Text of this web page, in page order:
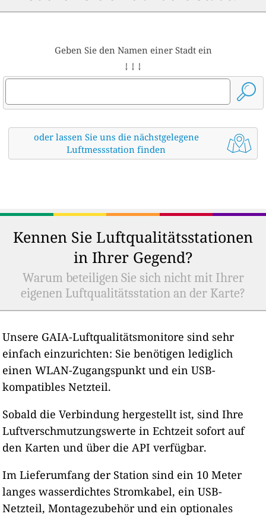
Geben Sie den Namen einer Stadt ein
↓ ↓ ↓
oder lassen Sie uns die nächstgelegene
Luftmessstation finden
Kennen Sie Luftqualitätsstationen
in Ihrer Gegend?
Warum beteiligen Sie sich nicht mit Ihrer
eigenen Luftqualitätsstation an der Karte?
Unsere GAIA-Luftqualitätsmonitore sind sehr
einfach einzurichten: Sie benötigen lediglich
einen WLAN-Zugangspunkt und ein USB-
kompatibles Netzteil.
Sobald die Verbindung hergestellt ist, sind Ihre
Luftverschmutzungswerte in Echtzeit sofort auf
den Karten und über die API verfügbar.
Im Lieferumfang der Station sind ein 10 Meter
langes wasserdichtes Stromkabel, ein USB-
Netzteil, Montagezubehör und ein optionales